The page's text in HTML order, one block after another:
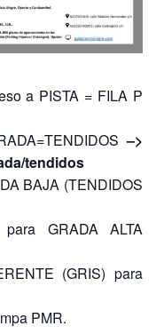
a PISTA = FILA P
–>
tendidos
BAJA (TENDIDOS
GRADA ALTA
(GRIS) para
PMR.